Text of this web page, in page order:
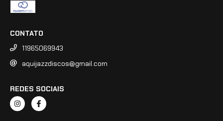
CONTATO
11965069943
aquijazzdiscos@gmail.com
REDES SOCIAIS